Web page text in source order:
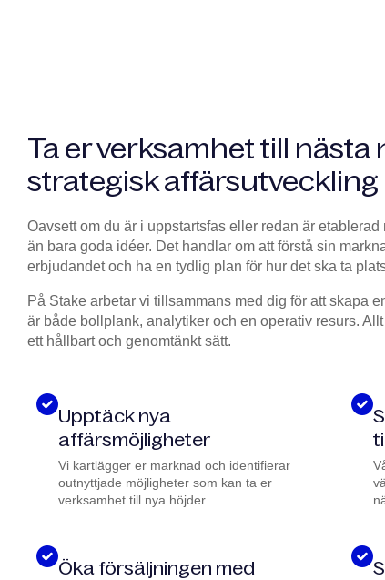
Ta er verksamhet till nästa
strategisk affärsutveckling
Oavsett om du är i uppstartsfas eller redan är
än bara goda idéer. Det handlar om att förstå sin
erbjudandet och ha en tydlig plan för hur det ska ta
På Stake arbetar vi tillsammans med dig för att skapa
är både bollplank, analytiker och en operativ resurs.
ett hållbart och genomtänkt sätt.
Upptäck nya
affärsmöjligheter
Vi kartlägger er marknad och identifierar
outnyttjade möjligheter som kan ta er
verksamhet till nya höjder.
Öka försäljningen med